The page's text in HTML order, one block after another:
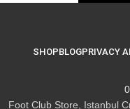
PRIVACY
BLOG
SHOP
Foot Club Store, Istanbul